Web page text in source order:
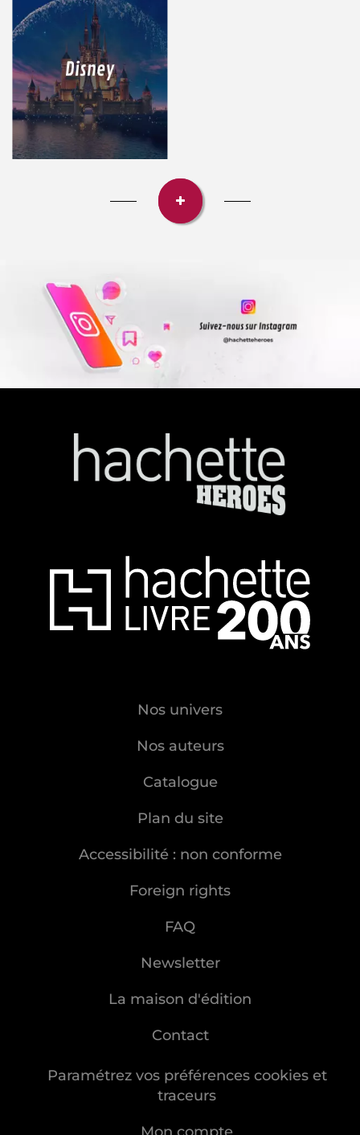
Nos univers
Nos auteurs
Catalogue
Plan du site
Accessibilité : non conforme
Foreign rights
FAQ
Newsletter
La maison d'édition
Contact
Paramétrez vos préférences cookies et
traceurs